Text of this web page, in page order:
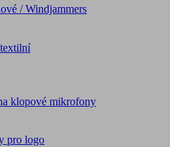
/ Windjammers
klopové mikrofony
pro logo